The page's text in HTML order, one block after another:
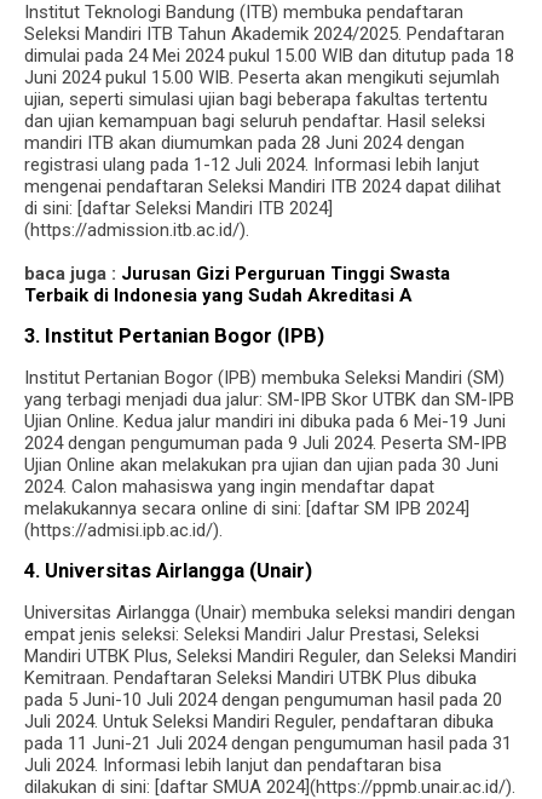
Institut Teknologi Bandung (ITB) membuka pendaftaran
Seleksi Mandiri ITB Tahun Akademik 2024/2025. Pendaftaran
dimulai pada 24 Mei 2024 pukul 15.00 WIB dan ditutup pada 18
Juni 2024 pukul 15.00 WIB. Peserta akan mengikuti sejumlah
ujian, seperti simulasi ujian bagi beberapa fakultas tertentu
dan ujian kemampuan bagi seluruh pendaftar. Hasil seleksi
mandiri ITB akan diumumkan pada 28 Juni 2024 dengan
registrasi ulang pada 1-12 Juli 2024. Informasi lebih lanjut
mengenai pendaftaran Seleksi Mandiri ITB 2024 dapat dilihat
di sini: [daftar Seleksi Mandiri ITB 2024]
(https://admission.itb.ac.id/).
baca juga : Jurusan Gizi Perguruan Tinggi Swasta
Terbaik di Indonesia yang Sudah Akreditasi A
3. Institut Pertanian Bogor (IPB)
Institut Pertanian Bogor (IPB) membuka Seleksi Mandiri (SM)
yang terbagi menjadi dua jalur: SM-IPB Skor UTBK dan SM-IPB
Ujian Online. Kedua jalur mandiri ini dibuka pada 6 Mei-19 Juni
2024 dengan pengumuman pada 9 Juli 2024. Peserta SM-IPB
Ujian Online akan melakukan pra ujian dan ujian pada 30 Juni
2024. Calon mahasiswa yang ingin mendaftar dapat
melakukannya secara online di sini: [daftar SM IPB 2024]
(https://admisi.ipb.ac.id/).
4. Universitas Airlangga (Unair)
Universitas Airlangga (Unair) membuka seleksi mandiri dengan
empat jenis seleksi: Seleksi Mandiri Jalur Prestasi, Seleksi
Mandiri UTBK Plus, Seleksi Mandiri Reguler, dan Seleksi Mandiri
Kemitraan. Pendaftaran Seleksi Mandiri UTBK Plus dibuka
pada 5 Juni-10 Juli 2024 dengan pengumuman hasil pada 20
Juli 2024. Untuk Seleksi Mandiri Reguler, pendaftaran dibuka
pada 11 Juni-21 Juli 2024 dengan pengumuman hasil pada 31
Juli 2024. Informasi lebih lanjut dan pendaftaran bisa
dilakukan di sini: [daftar SMUA 2024](https://ppmb.unair.ac.id/).